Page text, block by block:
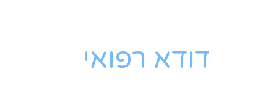
דודא רפואי